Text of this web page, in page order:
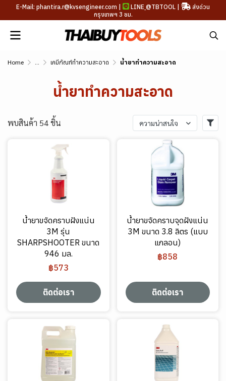
E-Mail: phantira.r@kvsengineer.com | LINE @TBTOOL |
ส่งด่วน
กรุงเทพฯ 3 ชม.
Home ... เคมีภัณฑ์ทำความสะอาด น้ำยาทำความสะอาด
น้ำยาทำความสะอาด
พบสินค้า 54 ชิ้น ความน่าสนใจ
น้ำยาขจัดคราบฝังแน่น
3M รุ่น
SHARPSHOOTER ขนาด
946 มล.
฿573
ติดต่อเรา
น้ำยาขจัดคราบจุดฝังแน่น
3M ขนาด 3.8 ลิตร (แบบ
แกลอน)
฿858
ติดต่อเรา